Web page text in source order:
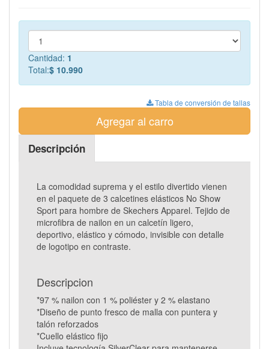
Cantidad: 1
Total:$ 10.990
Tabla de conversión de tallas
Agregar al carro
Descripción
La comodidad suprema y el estilo divertido vienen
en el paquete de 3 calcetines elásticos No Show
Sport para hombre de Skechers Apparel. Tejido de
microfibra de nailon en un calcetín ligero,
deportivo, elástico y cómodo, invisible con detalle
de logotipo en contraste.
Descripcion
*97 % nailon con 1 % poliéster y 2 % elastano
*Diseño de punto fresco de malla con puntera y
talón reforzados
*Cuello elástico fijo